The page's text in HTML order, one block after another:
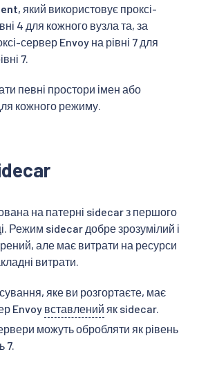
, який використовує проксі-
4 для кожного вузла та, за
сервер Envoy на рівні 7 для
7.
певні простори імен або
кожного режиму.
на патерні sidecar з першого
Режим sidecar добре зрозумілий і
але має витрати на ресурси
витрати.
яке ви розгортаєте, має
Envoy вставлений як sidecar.
можуть обробляти як рівень
7.